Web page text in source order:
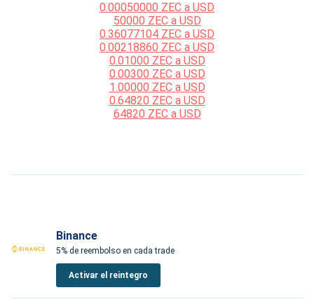
0.00050000 ZEC a USD
50000 ZEC a USD
0.36077104 ZEC a USD
0.00218860 ZEC a USD
0.01000 ZEC a USD
0.00300 ZEC a USD
1.00000 ZEC a USD
0.64820 ZEC a USD
64820 ZEC a USD
Binance
5% de reembolso en cada trade
Activar el reintegro